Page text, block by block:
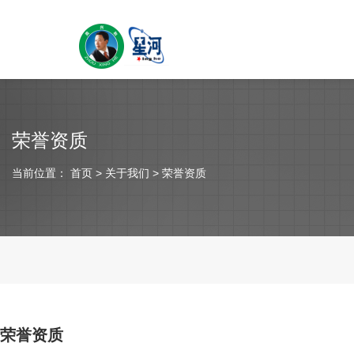
荣誉资质
当前位置： 首页 > 关于我们 > 荣誉资质
荣誉资质